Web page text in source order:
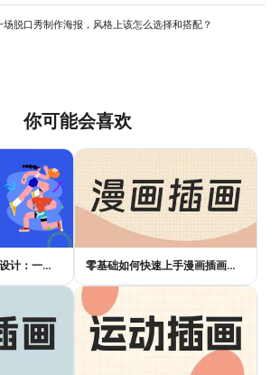
场脱口秀制作海报，风格上该怎么选择和搭配？
你可能会喜欢
国际奥林匹克日插图设计：一张好海报，不是画出来的 零基础如何快速上手漫画插画创作？实用指南来了